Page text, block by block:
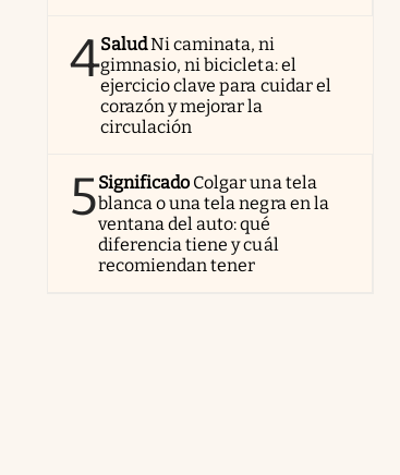
4SaludNi caminata, ni
gimnasio, ni bicicleta: el
ejercicio clave para cuidar el
corazón y mejorar la
circulación
5Significado Colgar una tela
blanca o una tela negra en la
ventana del auto: qué
diferencia tiene y cuál
recomiendan tener